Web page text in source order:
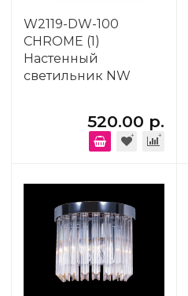
W2119-DW-100
CHROME (1)
Настенный
светильник NW
520.00 р.